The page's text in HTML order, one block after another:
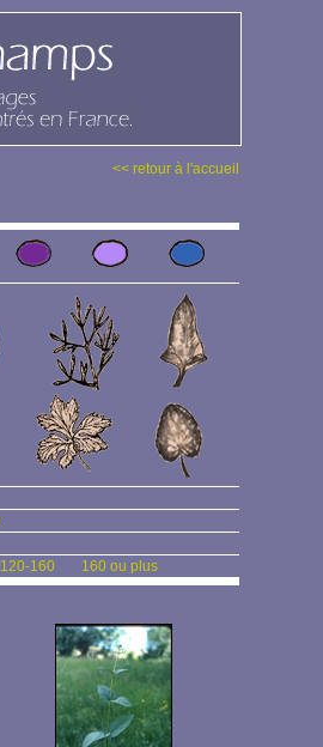
<< retour à l'accueil
120-160 160 ou plus